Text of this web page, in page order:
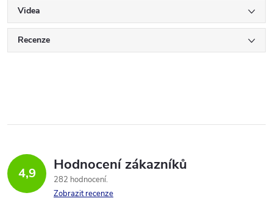
Videa
Recenze
4,9 Hodnocení zákazníků
282 hodnocení
Zobrazit recenze